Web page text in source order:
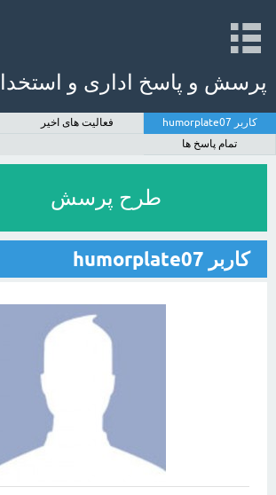
پرسش و پاسخ اداری و
کاربر humorplate07 فعالیت های اخیر
تمام پاسخ ها
طرح پرسش
کاربر humorplate07